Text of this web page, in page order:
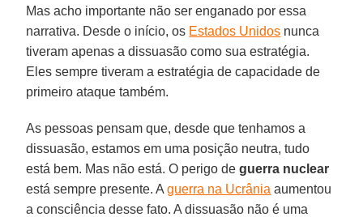
Mas acho importante não ser enganado por essa
narrativa. Desde o início, os Estados Unidos nunca
tiveram apenas a dissuasão como sua estratégia.
Eles sempre tiveram a estratégia de capacidade de
primeiro ataque também.
As pessoas pensam que, desde que tenhamos a
dissuasão, estamos em uma posição neutra, tudo
está bem. Mas não está. O perigo deguerra nuclear
está sempre presente. Aguerra na Ucrânia aumentou
a consciência desse fato. A dissuasão não é uma